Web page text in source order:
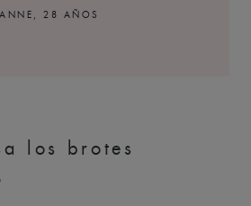
ANNE, 28 AÑOS
los brotes